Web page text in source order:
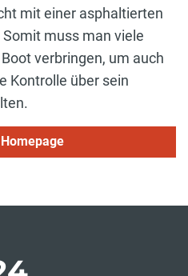
mit einer asphaltierten
muss man viele
verbringen, um auch
Kontrolle über sein